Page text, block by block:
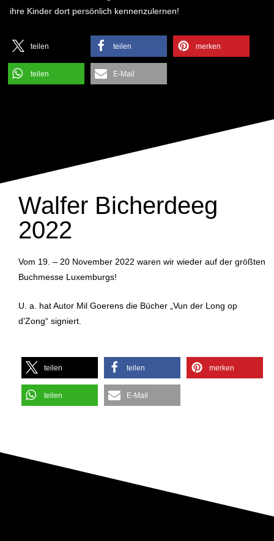
ihre Kinder dort persönlich kennenzulernen!
teilen teilen merken
teilen E-Mail
Walfer Bicherdeeg
2022
Vom 19. – 20 November 2022 waren wir wieder auf der größten
Buchmesse Luxemburgs!
U. a. hat Autor Mil Goerens die Bücher „Vun der Long op
d’Zong“ signiert.
teilen teilen merken
teilen E-Mail